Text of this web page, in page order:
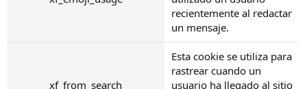
recientemente al redactar
un mensaje.
xf_from_search
Esta cookie se utiliza para
rastrear cuando un
usuario ha llegado al sitio